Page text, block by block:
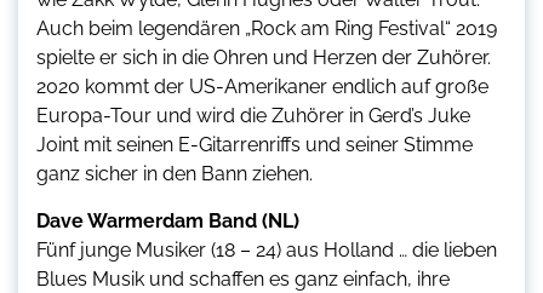
Auch beim legendären „Rock am Ring Festival“ 2019
spielte er sich in die Ohren und Herzen der Zuhörer.
2020 kommt der US-Amerikaner endlich auf große
Europa-Tour und wird die Zuhörer in Gerd’s Juke
Joint mit seinen E-Gitarrenriffs und seiner Stimme
ganz sicher in den Bann ziehen.
Dave Warmerdam Band (NL)
Fünf junge Musiker (18 – 24) aus Holland … die lieben
Blues Musik und schaffen es ganz einfach, ihre